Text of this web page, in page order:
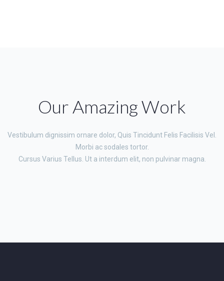
Our Amazing Work
Vestibulum dignissim ornare dolor, Quis Tincidunt Felis Facilisis Vel.
Morbi ac sodales tortor.
Cursus Varius Tellus. Ut a interdum elit, non pulvinar magna.